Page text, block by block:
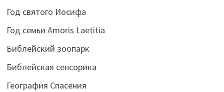
Год святого Иосифа
Год семьи Amoris Laetitia
Библейский зоопарк
Библейская сенсорика
География Спасения